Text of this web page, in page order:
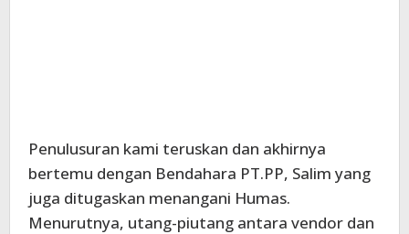
Penulusuran kami teruskan dan akhirnya
bertemu dengan Bendahara PT.PP, Salim yang
juga ditugaskan menangani Humas.
Menurutnya, utang-piutang antara vendor dan